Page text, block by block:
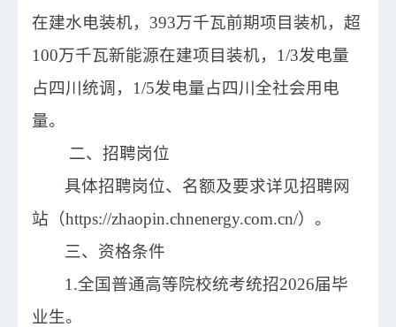
在建水电装机，393万千瓦前期项目装机，超
100万千瓦新能源在建项目装机，1/3发电量
占四川统调，1/5发电量占四川全社会用电
量。
二、招聘岗位
具体招聘岗位、名额及要求详见招聘网
站（https://zhaopin.chnenergy.com.cn/）。
三、 资格条件
1.全国普通高等院校统考统招2026届毕
业生。